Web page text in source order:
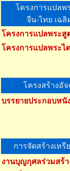
โครงการแปลพ
จีน-ไทย เฉลิ
โครงการแปลพระสู
โครงการแปลพระไ
โครงสร้างอั
บรรยายประกอบหนั
การจัดสร้างเห
งานบุญกุศลร่วมสร้า